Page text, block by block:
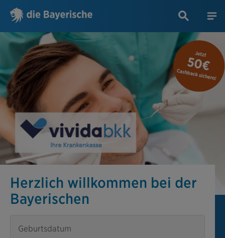
Herzlich willkommen bei der
Bayerischen
Geburtsdatum